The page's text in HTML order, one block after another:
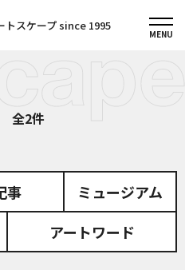
トスケープ since 1995
全2件
事
ミュージアム
アートワード